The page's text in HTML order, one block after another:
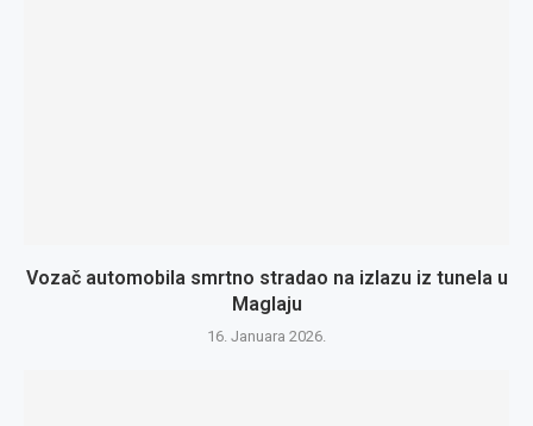
Vozač automobila smrtno stradao na izlazu iz tunela u
Maglaju
16. Januara 2026.